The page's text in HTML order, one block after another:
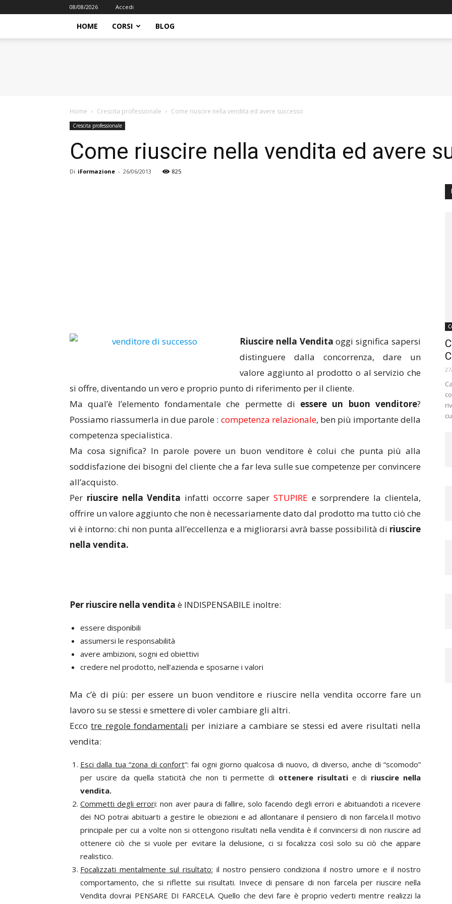
08/08/2026 Accedi
HOME CORSI BLOG
Home Crescita professionale Come riuscire nella vendita ed avere successo
Crescita professionale
Come riuscire nella vendita ed avere
Di iFormazione - 26/06/2013 825
Riuscire nella Vendita oggi significa sapersi
distinguere dalla concorrenza, dare un
valore aggiunto al prodotto o al servizio che
si offre, diventando un vero e proprio punto di riferimento per il cliente.
Ma qual’è l’elemento fondamentale che permette di essere un buon venditore?
Possiamo riassumerla in due parole : competenza relazionale, ben più importante della
competenza specialistica.
Ma cosa significa? In parole povere un buon venditore è colui che punta più alla
soddisfazione dei bisogni del cliente che a far leva sulle sue competenze per convincere
all’acquisto.
Per riuscire nella Vendita infatti occorre saper STUPIRE e sorprendere la clientela,
offrire un valore aggiunto che non è necessariamente dato dal prodotto ma tutto ciò che
vi è intorno: chi non punta all’eccellenza e a migliorarsi avrà basse possibilità di riuscire
nella vendita.
Per riuscire nella vendita è INDISPENSABILE inoltre:
essere disponibili
assumersi le responsabilità
avere ambizioni, sogni ed obiettivi
credere nel prodotto, nell’azienda e sposarne i valori
Ma c’è di più: per essere un buon venditore e riuscire nella vendita occorre fare un
lavoro su se stessi e smettere di voler cambiare gli altri.
Eccotre regole fondamentali per iniziare a cambiare se stessi ed avere risultati nella
vendita:
Esci dalla tua “zona di confort“: fai ogni giorno qualcosa di nuovo, di diverso, anche di “scomodo”
per uscire da quella staticità che non ti permette di ottenere risultati e di riuscire nella
vendita.
Commetti degli errori: non aver paura di fallire, solo facendo degli errori e abituandoti a ricevere
dei NO potrai abituarti a gestire le obiezioni e ad allontanare il pensiero di non farcela.Il motivo
principale per cui a volte non si ottengono risultati nella vendita è il convincersi di non riuscire ad
ottenere ciò che si vuole per evitare la delusione, ci si focalizza così solo su ciò che appare
realistico.
Focalizzati mentalmente sul risultato: il nostro pensiero condiziona il nostro umore e il nostro
comportamento, che si riflette sui risultati. Invece di pensare di non farcela per riuscire nella
Vendita dovrai PENSARE DI FARCELA. Quello che devi fare è proprio vederti mentre realizzi la